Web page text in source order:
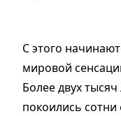
С этого
мировой
Более двух
покоились